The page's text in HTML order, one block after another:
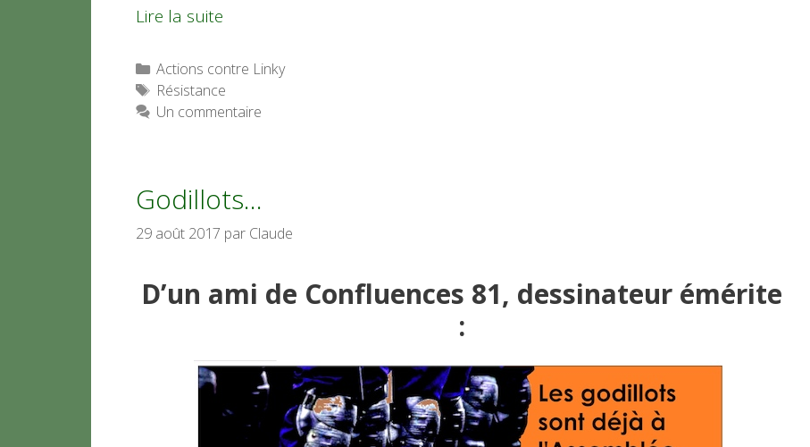
Lire la suite
Catégories
Actions contre Linky
Étiquettes
Résistance
Un commentaire
Godillots…
29 août 2017 par Claude
D’un ami de Confluences 81, dessinateur émérite
: